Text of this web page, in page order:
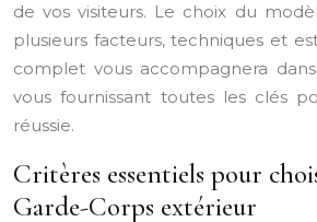
de vos visiteurs. Le choix du
plusieurs facteurs, techniques et
complet vous accompagnera
vous fournissant toutes les clés
réussie.
Critères essentiels pour
Garde-Corps extérieur